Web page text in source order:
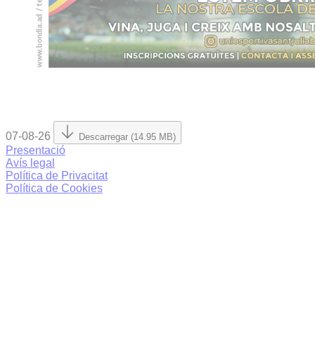
07-08-26 Descarregar (14.95 MB)
Presentació
Avís legal
Política de Privacitat
Política de Cookies